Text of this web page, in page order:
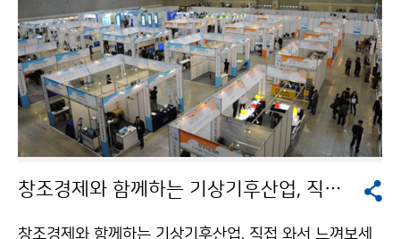
창조경제와 함께하는 기상기후산업, 직접 와서 느껴보세요!
창조경제와 함께하는 기상기후산업, 직접 와서 느껴보세